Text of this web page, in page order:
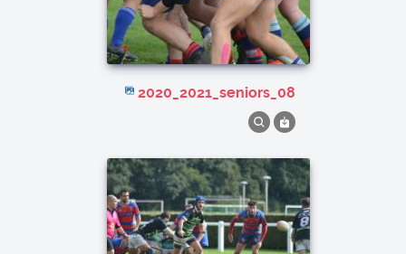
2020_2021_seniors_08